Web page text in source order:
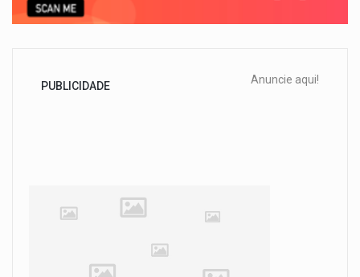
PUBLICIDADE Anuncie aqui!